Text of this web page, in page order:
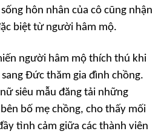
hôn nhân của cô cũng nhận
biệt từ người hâm mộ.
người hâm mộ thích thú khi
Đức thăm gia đình chồng.
siêu mẫu đăng tải những
bố mẹ chồng, cho thấy mối
tình cảm giữa các thành viên